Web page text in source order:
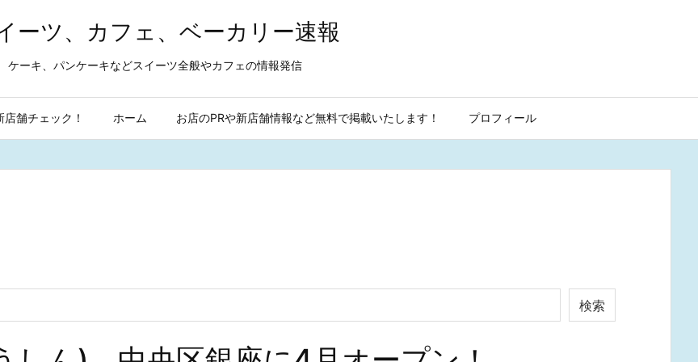
ーツ、カフェ、ベーカリー速報
ケーキ、パンケーキなどスイーツ全般やカフェの情報発信
舗チェック！ ホーム お店のPRや新店舗情報など無料で掲載いたします！ プロフィール
検索